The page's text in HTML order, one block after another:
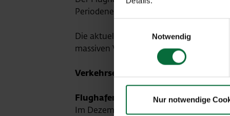
Notwendig
Nur notwendige
Periodenergebnis vor Minderheiten
Die aktuelle Passagier- und Finanz-
massiven Verkehrsbeschränkungen
Verkehrsentwicklung Dezember
Flughafen-Wien-Gruppe mit 3,0 Mio.
Im Dezember 2024 verzeichnete die